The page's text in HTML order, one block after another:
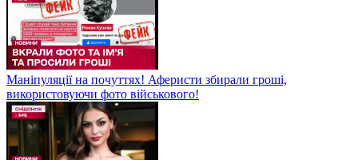
Маніпуляції на почуттях! Аферисти збирали гроші,
використовуючи фото військового!